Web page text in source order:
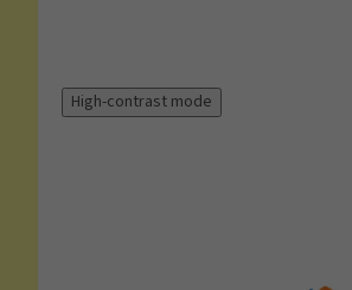
High-contrast mode